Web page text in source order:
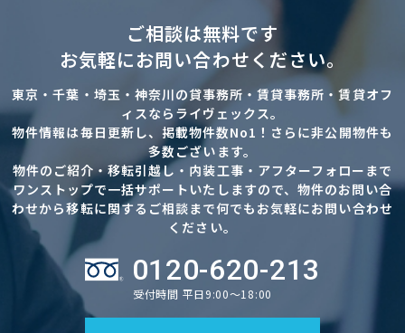
ご相談は無料です
お気軽にお問い合わせください。
東京・千葉・埼玉・神奈川の貸事務所・賃貸事務所・賃貸オフ
ィスならライヴェックス。
物件情報は毎日更新し、掲載物件数No1！さらに非公開物件も
多数ございます。
物件のご紹介・移転引越し・内装工事・アフターフォローまで
ワンストップで一括サポートいたしますので、物件のお問い合
わせから移転に関するご相談まで何でもお気軽にお問い合わせ
ください。
0120-620-213
受付時間 平日9:00～18:00